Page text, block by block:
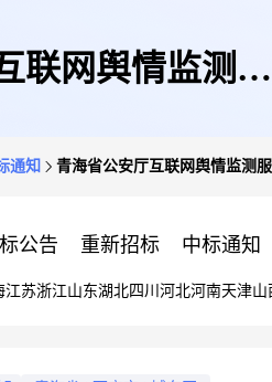
联网舆情监测服
通知 青海省公安厅互联网舆情监测
公告 重新招标 中标通知
江苏浙江山东湖北四川 河北河南天津山